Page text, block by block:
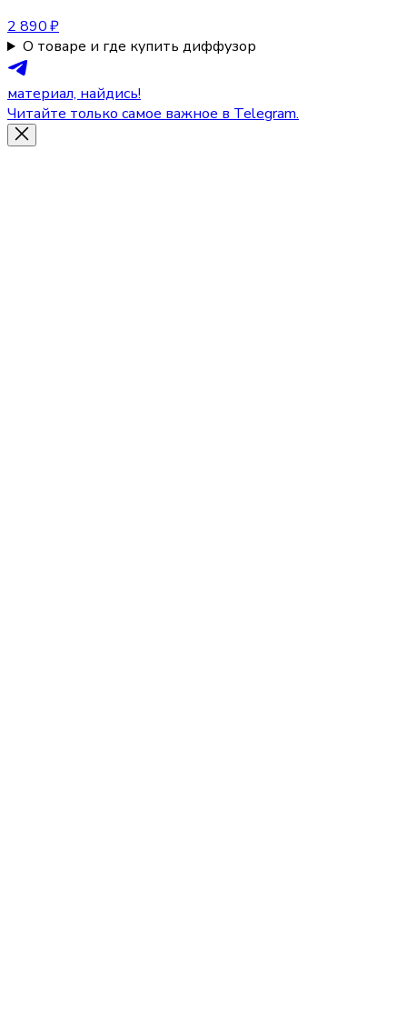
2 890 ₽
О товаре и где купить диффузор
материал, найдись!
Читайте только самое важное в Telegram.